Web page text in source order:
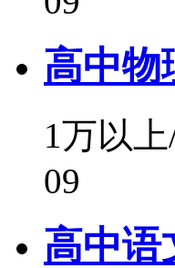
高中物
1万以上
09
高中语